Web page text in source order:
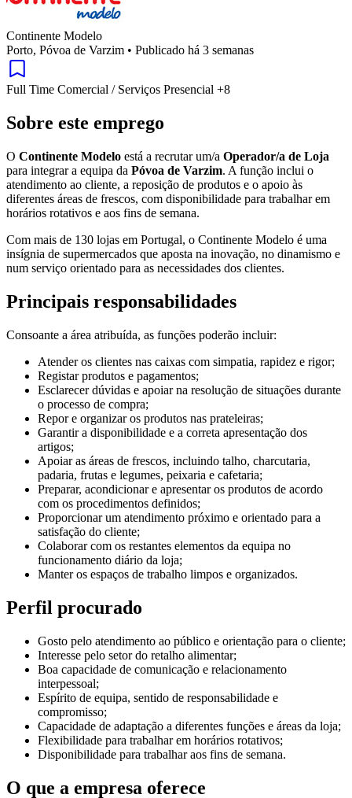
Continente Modelo
Porto, Póvoa de Varzim • Publicado há 3 semanas
Full Time Comercial / Serviços Presencial +8
Sobre este emprego
O Continente Modelo está a recrutar um/a Operador/a de Loja
para integrar a equipa da Póvoa de Varzim. A função inclui o
atendimento ao cliente, a reposição de produtos e o apoio às
diferentes áreas de frescos, com disponibilidade para trabalhar em
horários rotativos e aos fins de semana.
Com mais de 130 lojas em Portugal, o Continente Modelo é uma
insígnia de supermercados que aposta na inovação, no dinamismo e
num serviço orientado para as necessidades dos clientes.
Principais responsabilidades
Consoante a área atribuída, as funções poderão incluir:
Atender os clientes nas caixas com simpatia, rapidez e rigor;
Registar produtos e pagamentos;
Esclarecer dúvidas e apoiar na resolução de situações durante
o processo de compra;
Repor e organizar os produtos nas prateleiras;
Garantir a disponibilidade e a correta apresentação dos
artigos;
Apoiar as áreas de frescos, incluindo talho, charcutaria,
padaria, frutas e legumes, peixaria e cafetaria;
Preparar, acondicionar e apresentar os produtos de acordo
com os procedimentos definidos;
Proporcionar um atendimento próximo e orientado para a
satisfação do cliente;
Colaborar com os restantes elementos da equipa no
funcionamento diário da loja;
Manter os espaços de trabalho limpos e organizados.
Perfil procurado
Gosto pelo atendimento ao público e orientação para o cliente;
Interesse pelo setor do retalho alimentar;
Boa capacidade de comunicação e relacionamento
interpessoal;
Espírito de equipa, sentido de responsabilidade e
compromisso;
Capacidade de adaptação a diferentes funções e áreas da loja;
Flexibilidade para trabalhar em horários rotativos;
Disponibilidade para trabalhar aos fins de semana.
O que a empresa oferece